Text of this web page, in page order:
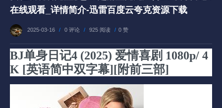
在线观看_详情简介-迅雷百度云夸克资源下载
2025-03-16 / 0 评论 / 925 阅读 / 0 赞
BJ单身日记4 (2025) 爱情喜剧 1080p/ 4
K [英语简中双字幕][附前三部]